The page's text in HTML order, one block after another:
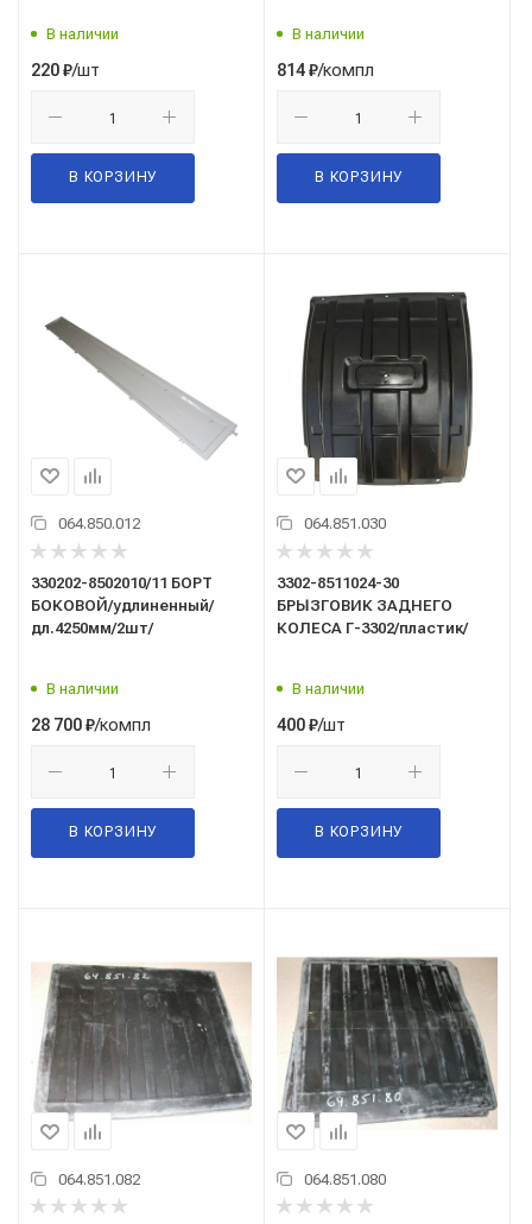
В наличии
220₽/шт
В КОРЗИНУ
В наличии
814₽/компл
В КОРЗИНУ
064.850.012
330202-8502010/11 БОРТ
БОКОВОЙ/удлиненный/
дл.4250мм/2шт/
В наличии
28 700₽/компл
В КОРЗИНУ
064.851.030
3302-8511024-30
БРЫЗГОВИК ЗАДНЕГО
КОЛЕСА Г-3302/пластик/
В наличии
400₽/шт
В КОРЗИНУ
064.851.082 064.851.080